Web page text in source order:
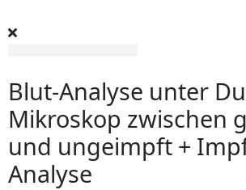
Blut-Analyse unter
Mikroskop zwischen
und ungeimpft +
Analyse